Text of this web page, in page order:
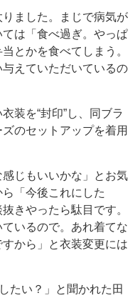
ました。まじで病気が
は「食べ過ぎ。やっぱ
とかを食べてしまう。
えていただいているの
装を“封印”し、同ブラ
のセットアップを着用
じもいいかな」とお気
「今後これにした
きやったら駄目です。
いるので。あれ着てな
から」と衣装変更には
たい？」と聞かれた田